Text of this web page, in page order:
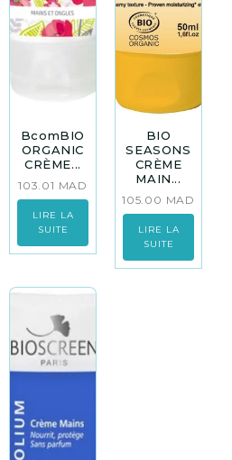
BcomBIO
ORGANIC
CRÈME...
103.01 MAD
LIRE LA
SUITE
BIO
SEASONS
CRÈME
MAIN...
105.00 MAD
LIRE LA
SUITE